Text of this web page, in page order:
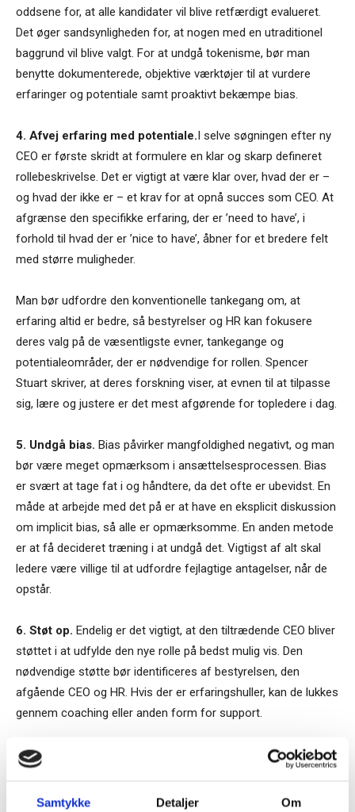
Samtykke Detaljer Om
oddsene for, at alle kandidater vil blive retfærdigt evalueret.
Det øger sandsynligheden for, at nogen med en utraditionel
baggrund vil blive valgt. For at undgå tokenisme, bør man
benytte dokumenterede, objektive værktøjer til at vurdere
erfaringer og potentiale samt proaktivt bekæmpe bias.
4. Afvej erfaring med potentiale.I selve søgningen efter ny
CEO er første skridt at formulere en klar og skarp defineret
rollebeskrivelse. Det er vigtigt at være klar over, hvad der er –
og hvad der ikke er – et krav for at opnå succes som CEO. At
afgrænse den specifikke erfaring, der er ’need to have’, i
forhold til hvad der er ’nice to have’, åbner for et bredere felt
med større muligheder.
Man bør udfordre den konventionelle tankegang om, at
erfaring altid er bedre, så bestyrelser og HR kan fokusere
deres valg på de væsentligste evner, tankegange og
potentialeområder, der er nødvendige for rollen. Spencer
Stuart skriver, at deres forskning viser, at evnen til at tilpasse
sig, lære og justere er det mest afgørende for topledere i dag.
5. Undgå bias. Bias påvirker mangfoldighed negativt, og man
bør være meget opmærksom i ansættelsesprocessen. Bias
er svært at tage fat i og håndtere, da det ofte er ubevidst. En
måde at arbejde med det på er at have en eksplicit diskussion
om implicit bias, så alle er opmærksomme. En anden metode
er at få decideret træning i at undgå det. Vigtigst af alt skal
ledere være villige til at udfordre fejlagtige antagelser, når de
opstår.
6. Støt op. Endelig er det vigtigt, at den tiltrædende CEO bliver
støttet i at udfylde den nye rolle på bedst mulig vis. Den
nødvendige støtte bør identificeres af bestyrelsen, den
afgående CEO og HR. Hvis der er erfaringshuller, kan de lukkes
gennem coaching eller anden form for support.
Morten W. Langer
TAGS CEO profiler mangfoldighed